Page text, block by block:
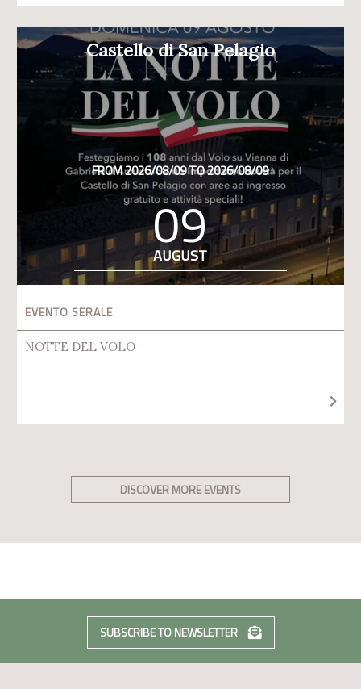
Castello di San Pelagio
FROM 2026/08/09 TO 2026/08/09
09
AUGUST
EVENTO SERALE
NOTTE DEL VOLO
DISCOVER MORE EVENTS
SUBSCRIBE TO NEWSLETTER